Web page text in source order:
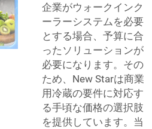
企業がウォークインク
ーラーシステムを必要
とする場合、予算に合
ったソリューションが
必要になります。その
ため、New Starは商業
用冷蔵の要件に対応す
る手頃な価格の選択肢
を提供しています。当